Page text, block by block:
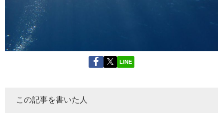
LINE
この記事を書いた人